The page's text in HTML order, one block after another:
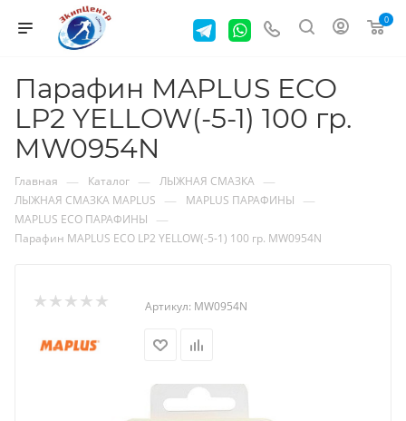
0
Парафин MAPLUS ECO
LP2 YELLOW(-5-1) 100 гр.
MW0954N
Главная — Каталог — ЛЫЖНАЯ СМАЗКА —
ЛЫЖНАЯ СМАЗКА MAPLUS — MAPLUS ПАРАФИНЫ —
MAPLUS ECO ПАРАФИНЫ —
Парафин MAPLUS ECO LP2 YELLOW(-5-1) 100 гр. MW0954N
Артикул: MW0954N